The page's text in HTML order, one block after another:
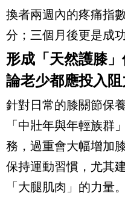
換者兩週內的疼痛指
分；三個月後更是成
形成「天然護膝
論老少都應投入
針對日常的膝關節保
「中壯年與年輕族群
務，過重會大幅增加
保持運動習慣，尤其
「大腿肌肉」的力量